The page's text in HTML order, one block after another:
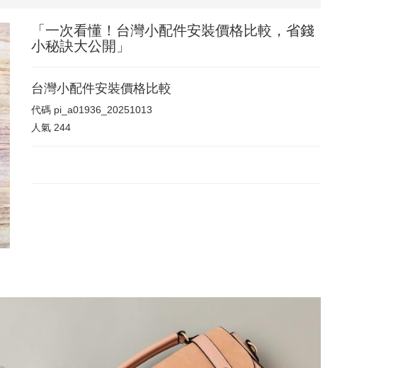
「一次看懂！台灣小配件安裝價格比較，省錢
小秘訣大公開」
台灣小配件安裝價格比較
代碼 pi_a01936_20251013
人氣 244